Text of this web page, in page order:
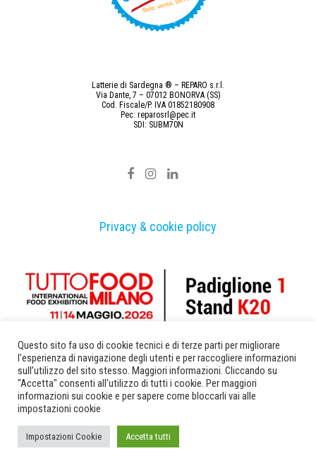
Latterie di Sardegna ® – REPARO s.r.l.
Via Dante, 7 – 07012 BONORVA (SS)
Cod. Fiscale/P. IVA 01852180908
Pec: reparosrl@pec.it
SDI: SUBM70N
Privacy & cookie policy
Developed by Vendoadv
Questo sito fa uso di cookie tecnici e di terze parti per migliorare
l’esperienza di navigazione degli utenti e per raccogliere informazioni
sull’utilizzo del sito stesso. Maggiori informazioni. Cliccando su
"Accetta" consenti all'utilizzo di tutti i cookie. Per maggiori
informazioni sui cookie e per sapere come bloccarli vai alle
impostazioni cookie
Impostazioni Cookie Accetta tutti